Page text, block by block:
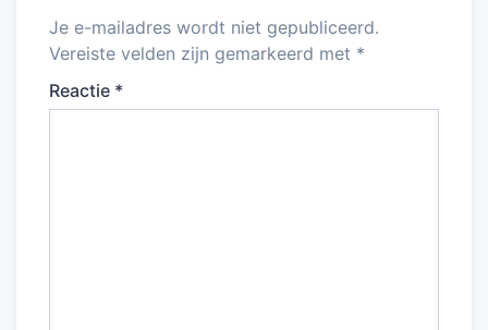
Je e-mailadres wordt niet gepubliceerd.
Vereiste velden zijn gemarkeerd met *
Reactie *